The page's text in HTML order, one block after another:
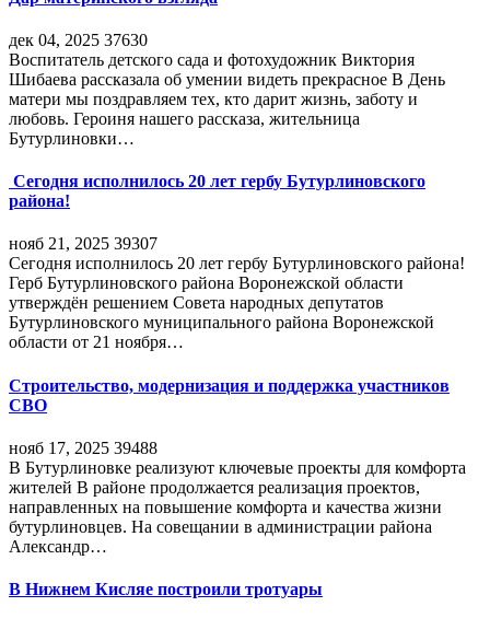
дек 04, 2025 37630
Воспитатель детского сада и фотохудожник Виктория
Шибаева рассказала об умении видеть прекрасное В День
матери мы поздравляем тех, кто дарит жизнь, заботу и
любовь. Героиня нашего рассказа, жительница
Бутурлиновки…
Сегодня исполнилось 20 лет гербу Бутурлиновского
района!
нояб 21, 2025 39307
Сегодня исполнилось 20 лет гербу Бутурлиновского района!
Герб Бутурлиновского района Воронежской области
утверждён решением Совета народных депутатов
Бутурлиновского муниципального района Воронежской
области от 21 ноября…
Строительство, модернизация и поддержка участников
СВО
нояб 17, 2025 39488
В Бутурлиновке реализуют ключевые проекты для комфорта
жителей В районе продолжается реализация проектов,
направленных на повышение комфорта и качества жизни
бутурлиновцев. На совещании в администрации района
Александр…
В Нижнем Кисляе построили тротуары